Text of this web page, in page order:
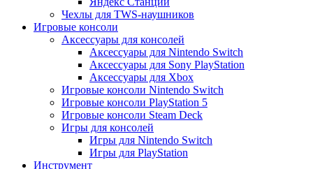
Чехлы для TWS-наушников
Игровые консоли
Аксессуары для консолей
Аксессуары для Nintendo Switch
Аксессуары для Sony PlayStation
Аксессуары для Xbox
Игровые консоли Nintendo Switch
Игровые консоли PlayStation 5
Игровые консоли Steam Deck
Игры для консолей
Игры для Nintendo Switch
Игры для PlayStation
Инструмент